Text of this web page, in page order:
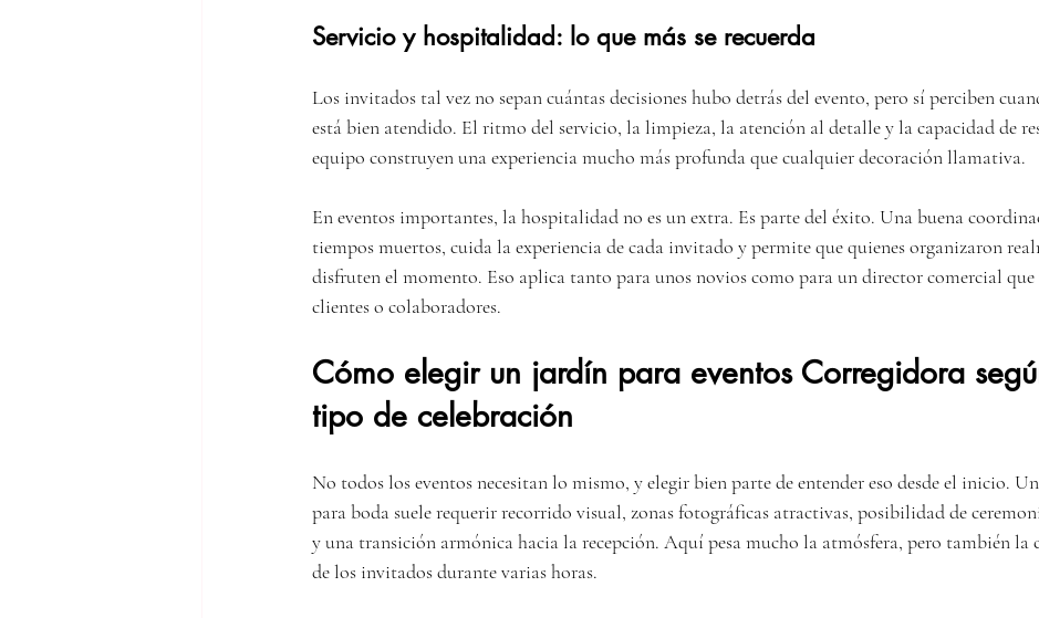
Servicio y hospitalidad: lo que más se recuerda
Los invitados tal vez no sepan cuántas decisiones hubo detrás del evento, pero sí perciben
está bien atendido. El ritmo del servicio, la limpieza, la atención al detalle y la capacidad de
equipo construyen una experiencia mucho más profunda que cualquier decoración llamativa.
En eventos importantes, la hospitalidad no es un extra. Es parte del éxito. Una buena
tiempos muertos, cuida la experiencia de cada invitado y permite que quienes organizaron
disfruten el momento. Eso aplica tanto para unos novios como para un director comercial que
clientes o colaboradores.
Cómo elegir un jardín para eventos Corregidora
tipo de celebración
No todos los eventos necesitan lo mismo, y elegir bien parte de entender eso desde el inicio.
para boda suele requerir recorrido visual, zonas fotográficas atractivas, posibilidad de
y una transición armónica hacia la recepción. Aquí pesa mucho la atmósfera, pero también la
de los invitados durante varias horas.